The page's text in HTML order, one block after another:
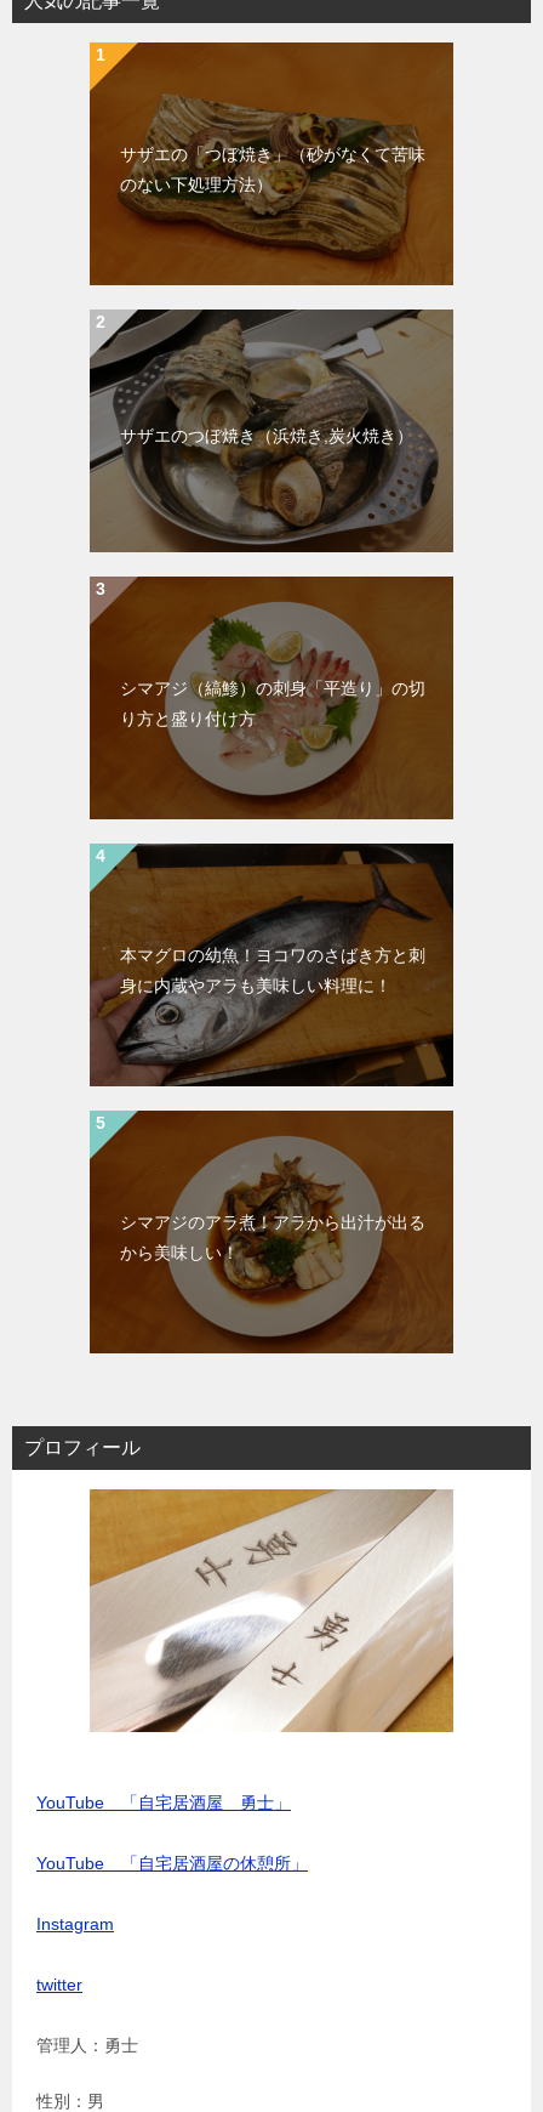
サザエの「つぼ焼き」（砂がなくて苦味
のない下処理方法）
サザエのつぼ焼き（浜焼き,炭火焼き）
シマアジ（縞鯵）の刺身「平造り」の切
り方と盛り付け方
本マグロの幼魚！ヨコワのさばき方と刺
身に内蔵やアラも美味しい料理に！
シマアジのアラ煮！アラから出汁が出る
から美味しい！
プロフィール
YouTube 「自宅居酒屋 勇士」
YouTube 「自宅居酒屋の休憩所」
Instagram
twitter
管理人：勇士
性別：男